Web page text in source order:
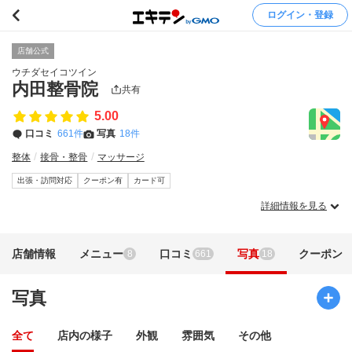
ログイン・登録
店舗公式
ウチダセイコツイン
内田整骨院 共有
5.00
口コミ 661件 写真 18件
整体 接骨・整骨 マッサージ
出張・訪問対応 クーポン有 カード可
詳細情報を見る
店舗情報 メニュー 8 口コミ 661 写真 18 クーポン
写真
全て 店内の様子 外観 雰囲気 その他